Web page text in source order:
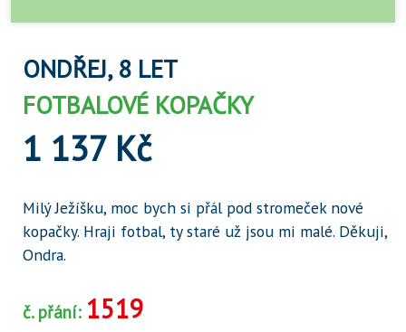
ONDŘEJ, 8 LET
FOTBALOVÉ KOPAČKY
1 137 Kč
Milý Ježíšku, moc bych si přál pod stromeček nové
kopačky. Hraji fotbal, ty staré už jsou mi malé. Děkuji,
Ondra.
č. přání: 1519